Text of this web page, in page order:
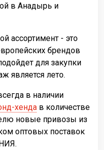
в Анадырь и
ассортимент - это
брендов
для закупки
является лето.
в наличии
хенда в количестве
новые привозы из
оптовых поставок